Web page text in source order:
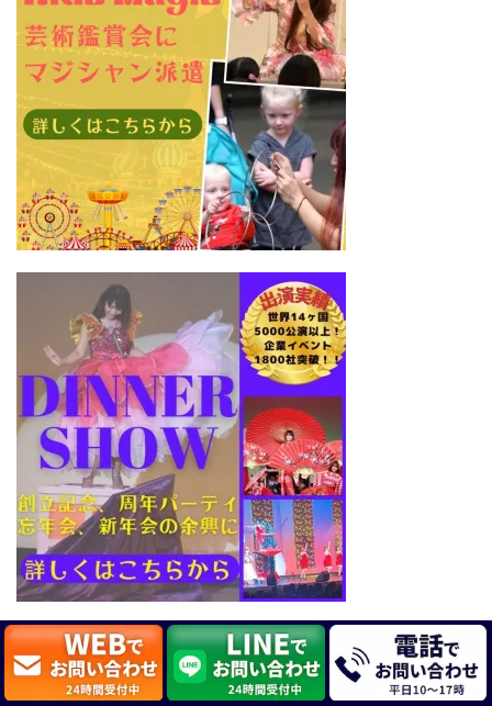
出張マジシャン 派遣サービス シチュエーショ